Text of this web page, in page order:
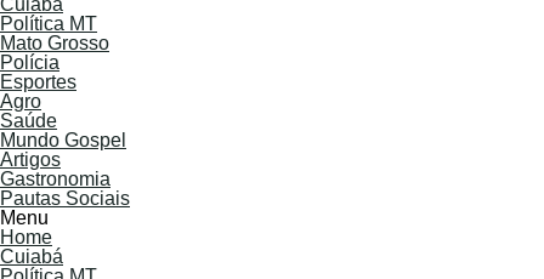
Cuiabá
Política MT
Mato Grosso
Polícia
Esportes
Agro
Saúde
Mundo Gospel
Artigos
Gastronomia
Pautas Sociais
Menu
Home
Cuiabá